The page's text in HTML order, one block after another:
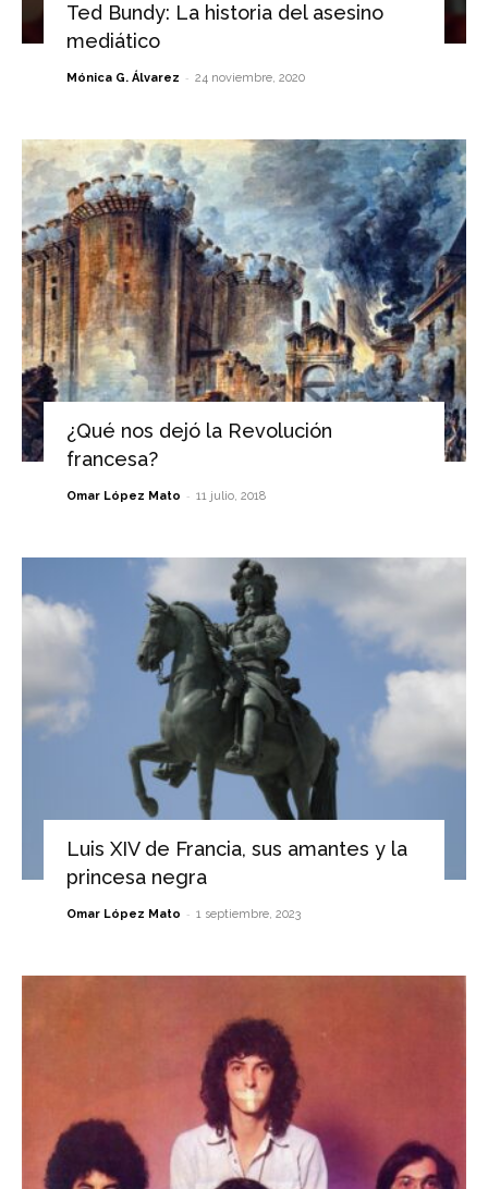
Ted Bundy: La historia del asesino
mediático
Mónica G. Álvarez - 24 noviembre, 2020
¿Qué nos dejó la Revolución
francesa?
Omar López Mato - 11 julio, 2018
Luis XIV de Francia, sus amantes y la
princesa negra
Omar López Mato - 1 septiembre, 2023